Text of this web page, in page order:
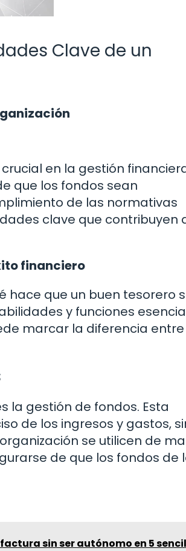
Clave de un
en la gestión
que los fondos sean
de las normativas
clave que contribuyen
financiero
hace que un buen tesorero
y funciones
marcar la diferencia
la gestión de fondos. Esta
de los ingresos y gastos,
se utilicen de
de que los fondos de
sin ser autónomo en 5